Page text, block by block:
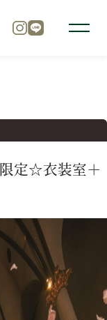
定☆衣装室＋